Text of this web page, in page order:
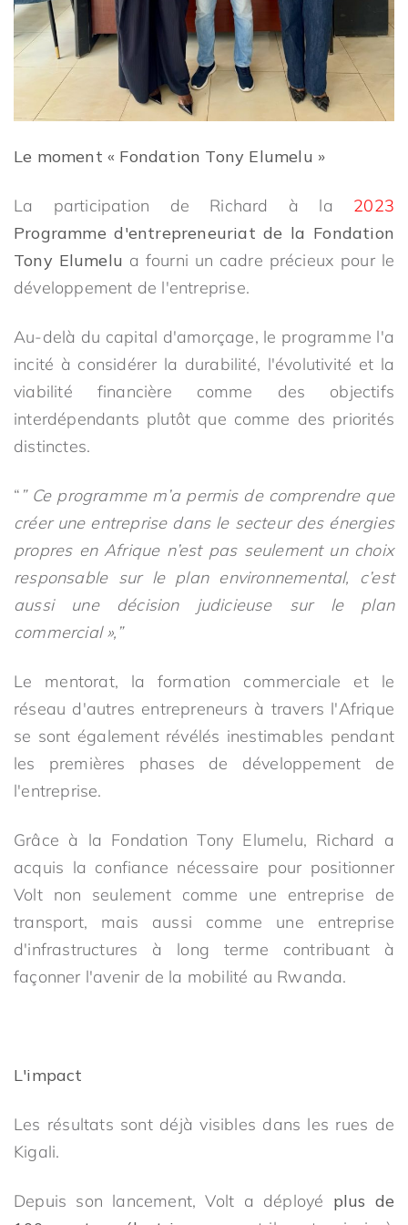
Le moment « Fondation Tony Elumelu »
La participation de Richard à la 2023
Programme d'entrepreneuriat de la Fondation
Tony Elumelu a fourni un cadre précieux pour le
développement de l'entreprise.
Au-delà du capital d'amorçage, le programme l'a
incité à considérer la durabilité, l'évolutivité et la
viabilité financière comme des objectifs
interdépendants plutôt que comme des priorités
distinctes.
“ ” Ce programme m’a permis de comprendre que
créer une entreprise dans le secteur des énergies
propres en Afrique n’est pas seulement un choix
responsable sur le plan environnemental, c’est
aussi une décision judicieuse sur le plan
commercial »,”
Le mentorat, la formation commerciale et le
réseau d'autres entrepreneurs à travers l'Afrique
se sont également révélés inestimables pendant
les premières phases de développement de
l'entreprise.
Grâce à la Fondation Tony Elumelu, Richard a
acquis la confiance nécessaire pour positionner
Volt non seulement comme une entreprise de
transport, mais aussi comme une entreprise
d'infrastructures à long terme contribuant à
façonner l'avenir de la mobilité au Rwanda.
L'impact
Les résultats sont déjà visibles dans les rues de
Kigali.
Depuis son lancement, Volt a déployé plus de